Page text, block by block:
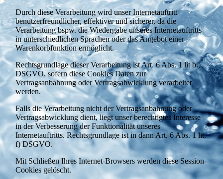
Durch diese Verarbeitung wird unser Internetauftritt
benutzerfreundlicher, effektiver und sicherer, da die
Verarbeitung bspw. die Wiedergabe unseres Internetauftritts
in unterschiedlichen Sprachen oder das Angebot einer
Warenkorbfunktion ermöglicht.
Rechtsgrundlage dieser Verarbeitung ist Art. 6 Abs. 1 lit b.)
DSGVO, sofern diese Cookies Daten zur
Vertragsanbahnung oder Vertragsabwicklung verarbeitet
werden.
Falls die Verarbeitung nicht der Vertragsanbahnung oder
Vertragsabwicklung dient, liegt unser berechtigtes Interesse
in der Verbesserung der Funktionalität unseres
Internetauftritts. Rechtsgrundlage ist in dann Art. 6 Abs. 1 lit.
f) DSGVO.
Mit Schließen Ihres Internet-Browsers werden diese Session-
Cookies gelöscht.